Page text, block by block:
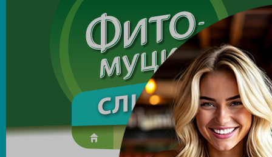
Made in the UK
О препарате Усиль эффект